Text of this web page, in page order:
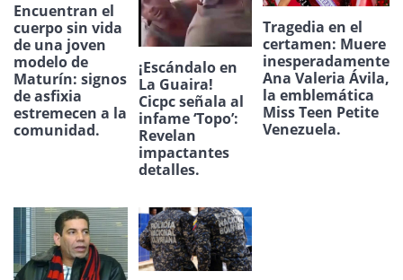
Encuentran el
cuerpo sin vida
de una joven
modelo de
Maturín: signos
de asfixia
estremecen a la
comunidad.
¡Escándalo en
La Guaira!
Cicpc señala al
infame ‘Topo’:
Revelan
impactantes
detalles.
Tragedia en el
certamen: Muere
inesperadamente
Ana Valeria Ávila,
la emblemática
Miss Teen Petite
Venezuela.